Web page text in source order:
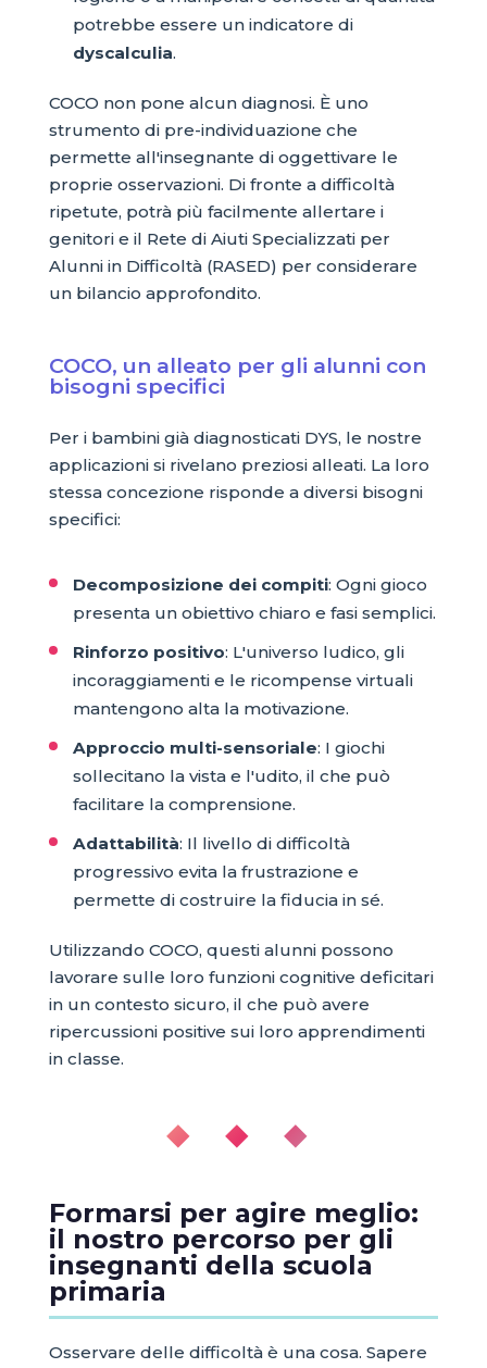
potrebbe essere un indicatore di
dyscalculia.
COCO non pone alcun diagnosi. È uno
strumento di pre-individuazione che
permette all'insegnante di oggettivare le
proprie osservazioni. Di fronte a difficoltà
ripetute, potrà più facilmente allertare i
genitori e il Rete di Aiuti Specializzati per
Alunni in Difficoltà (RASED) per considerare
un bilancio approfondito.
COCO, un alleato per gli alunni con
bisogni specifici
Per i bambini già diagnosticati DYS, le nostre
applicazioni si rivelano preziosi alleati. La loro
stessa concezione risponde a diversi bisogni
specifici:
Decomposizione dei compiti: Ogni gioco
presenta un obiettivo chiaro e fasi semplici.
Rinforzo positivo: L'universo ludico, gli
incoraggiamenti e le ricompense virtuali
mantengono alta la motivazione.
Approccio multi-sensoriale: I giochi
sollecitano la vista e l'udito, il che può
facilitare la comprensione.
Adattabilità: Il livello di difficoltà
progressivo evita la frustrazione e
permette di costruire la fiducia in sé.
Utilizzando COCO, questi alunni possono
lavorare sulle loro funzioni cognitive deficitari
in un contesto sicuro, il che può avere
ripercussioni positive sui loro apprendimenti
in classe.
◆ ◆ ◆
Formarsi per agire meglio:
il nostro percorso per gli
insegnanti della scuola
primaria
Osservare delle difficoltà è una cosa. Sapere